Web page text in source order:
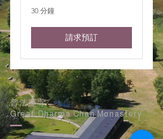
30 分鐘
請求預訂
普法禪寺
Great Dharma Chan Monastery